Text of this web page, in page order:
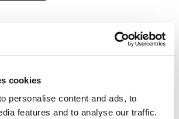
cookies
personalise content and ads, to
features and to analyse our traffic.